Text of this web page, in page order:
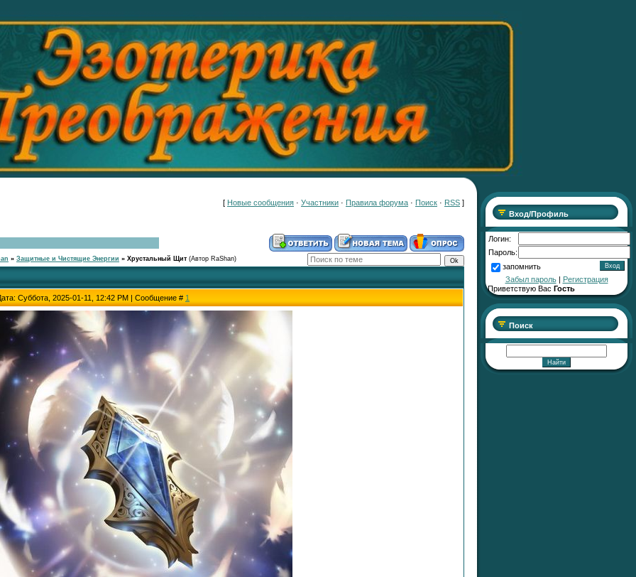
[ Новые сообщения · Участники · Правила форума · Поиск · RSS ]
» Защитные и Чистящие Энергии » Хрустальный Щит (Автор RaShan)
Суббота, 2025-01-11, 12:42 PM | Сообщение # 1
Вход/Профиль
Логин:
Пароль:
запомнить
Забыл пароль| Регистрация
Приветствую Вас Гость
Поиск